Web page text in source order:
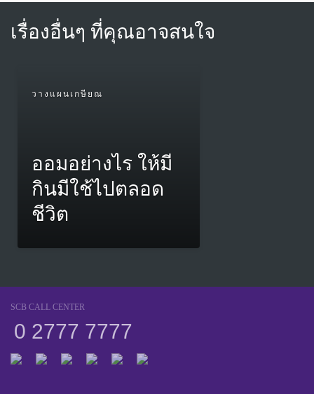
เรื่องอื่นๆ ที่คุณอาจสนใจ
วางแผนเกษียณ
ออมอย่างไร ให้มี
กินมีใช้ไปตลอด
ชีวิต
SCB CALL CENTER
0 2777 7777